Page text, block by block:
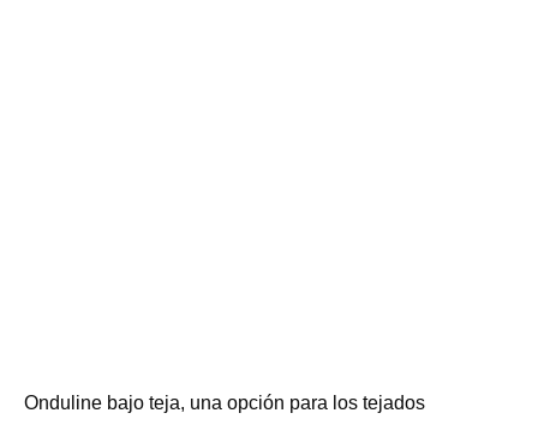
Onduline bajo teja, una opción para los tejados